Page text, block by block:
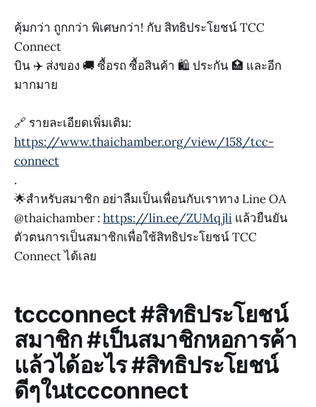
คุ้มกว่า ถูกกว่า พิเศษกว่า! กับ สิทธิประโยชน์ TCC
Connect
บิน ✈️ ส่งของ 🚚 ซื้อรถ ซื้อสินค้า 🛍️ ประกัน 🏥 และอีก
มากมาย
🔗 รายละเอียดเพิ่มเติม:
https://www.thaichamber.org/view/158/tcc-
connect
.
🌟สำหรับสมาชิก อย่าลืมเป็นเพื่อนกับเราทาง Line OA
@thaichamber : https://lin.ee/ZUMqjli แล้วยืนยัน
ตัวตนการเป็นสมาชิกเพื่อใช้สิทธิประโยชน์ TCC
Connect ได้เลย
tccconnect #สิทธิประโยชน์
สมาชิก #เป็นสมาชิกหอการค้า
แล้วได้อะไร #สิทธิประโยชน์
ดีๆในtccconnect